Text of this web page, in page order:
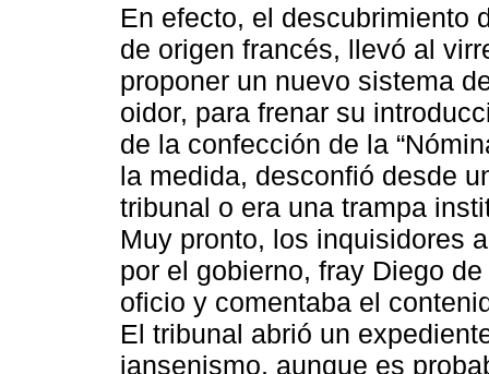
En efecto, el descubrimiento
de origen francés, llevó al
proponer un nuevo sistema
oidor, para frenar su
de la confección de la
la medida, desconfió desde
tribunal o era una trampa
Muy pronto, los inquisidores
por el gobierno, fray Diego
oficio y comentaba el
El tribunal abrió un
jansenismo, aunque es